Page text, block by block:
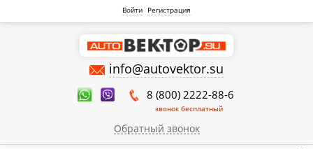
Войти Регистрация
info@autovektor.su
8 (800) 2222-88-6
звонок бесплатный
Обратный звонок